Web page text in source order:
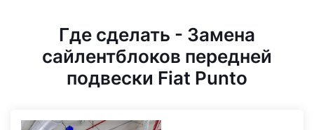
Где сделать - Замена
сайлентблоков передней
подвески Fiat Punto